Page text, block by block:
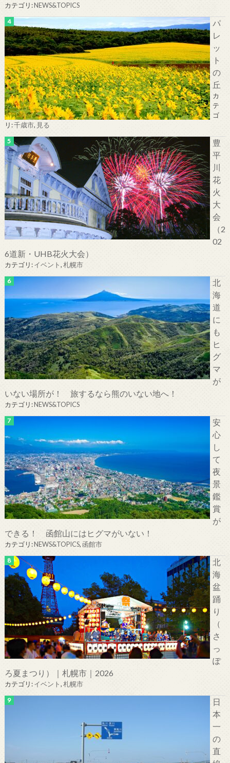
カテゴリ:NEWS&TOPICS
パ
レ
ッ
ト
の
丘
カ
テ
ゴ
リ:千歳市, 見る
豊
平
川
花
火
大
会
（2
02
6道新・UHB花火大会）
カテゴリ:イベント,札幌市
北
海
道
に
も
ヒ
グ
マ
が
いない場所が！ 旅するなら熊のいない地へ！
カテゴリ:NEWS&TOPICS
安
心
し
て
夜
景
鑑
賞
が
できる！ 函館山にはヒグマがいない！
カテゴリ:NEWS&TOPICS,函館市
北
海
盆
踊
り
（
さ
っ
ぽ
ろ夏まつり）｜札幌市｜2026
カテゴリ:イベント,札幌市
日
本
一
の
直